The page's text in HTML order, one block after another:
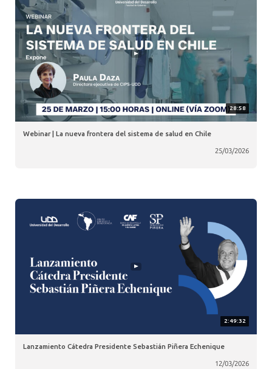
28:58
Webinar | La nueva frontera del sistema de salud en Chile
25/03/2026
2:49:32
Lanzamiento Cátedra Presidente Sebastián Piñera Echenique
12/03/2026